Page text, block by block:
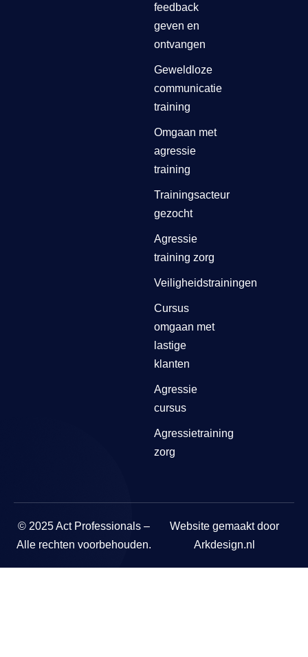
feedback
geven en
ontvangen
Geweldloze
communicatie
training
Omgaan met
agressie
training
Trainingsacteur
gezocht
Agressie
training zorg
Veiligheidstrainingen
Cursus
omgaan met
lastige
klanten
Agressie
cursus
Agressietraining
zorg
© 2025 Act Professionals –
Alle rechten voorbehouden.
Website gemaakt door
Arkdesign.nl